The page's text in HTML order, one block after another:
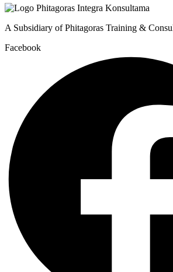
A Subsidiary of Phitagoras Training &
Facebook